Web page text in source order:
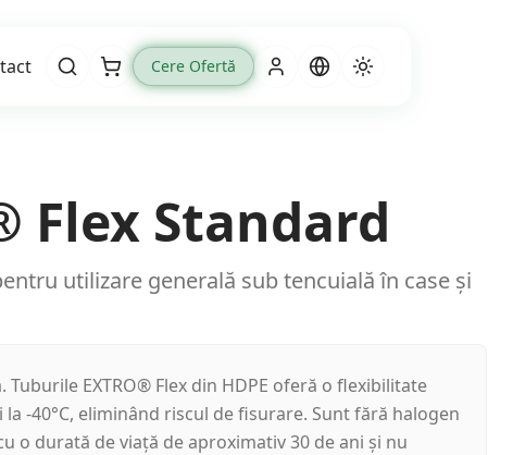
Cart Cere Ofertă
Flex Standard
utilizare generală sub tencuială în case și
Tuburile EXTRO® Flex din HDPE oferă o flexibilitate
-40°C, eliminând riscul de fisurare. Sunt fără halogen
o durată de viață de aproximativ 30 de ani și nu